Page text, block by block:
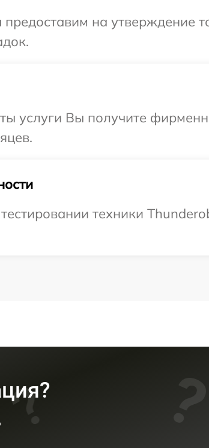
на утверждение
услуги Вы получите
техники